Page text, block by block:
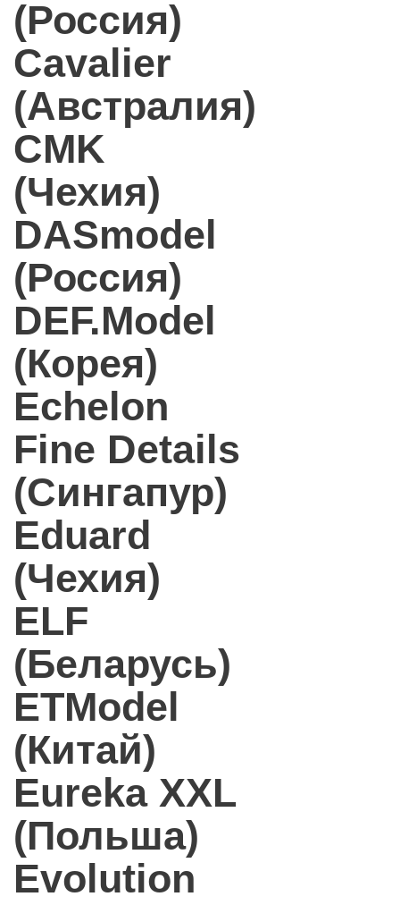
(Россия)
Cavalier
(Австралия)
CMK
(Чехия)
DASmodel
(Россия)
DEF.Model
(Корея)
Echelon
Fine Details
(Сингапур)
Eduard
(Чехия)
ELF
(Беларусь)
ETModel
(Китай)
Eureka XXL
(Польша)
Evolution